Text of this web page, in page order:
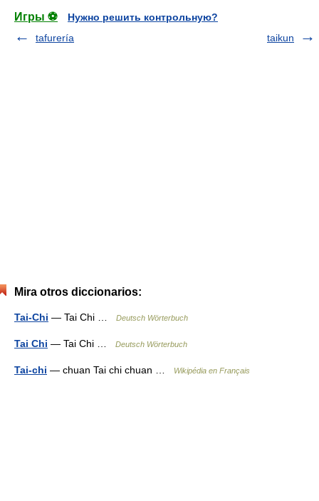
Игры ⚽
Нужно решить контрольную?
tafurería
taikun
Mira otros diccionarios:
Tai-Chi — Tai Chi … Deutsch Wörterbuch
Tai Chi — Tai Chi … Deutsch Wörterbuch
Tai-chi — chuan Tai chi chuan … Wikipédia en Français